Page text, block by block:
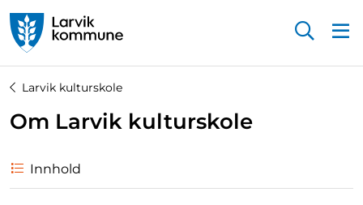
Larvik kulturskole
Om Larvik kulturskole
Innhold